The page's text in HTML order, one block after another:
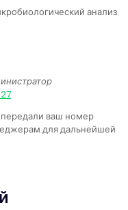
анализ.
передали ваш номер
для дальнейшей